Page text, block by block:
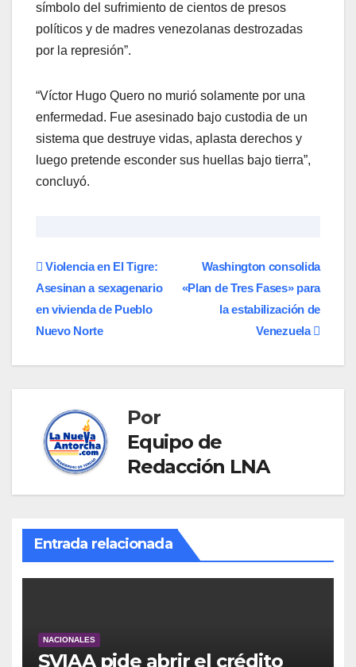
símbolo del sufrimiento de cientos de presos
políticos y de madres venezolanas destrozadas
por la represión”.
“Víctor Hugo Quero no murió solamente por una
enfermedad. Fue asesinado bajo custodia de un
sistema que destruye vidas, aplasta derechos y
luego pretende esconder sus huellas bajo tierra”,
concluyó.
Navegación
de
entradas
​Washington consolida
«Plan de Tres Fases» para
la estabilización de
Venezuela
Violencia en El Tigre:
Asesinan a sexagenario
en vivienda de Pueblo
Nuevo Norte
Por
Equipo de
Redacción LNA
Entrada relacionada
NACIONALES
SVIAA pide abrir el crédito